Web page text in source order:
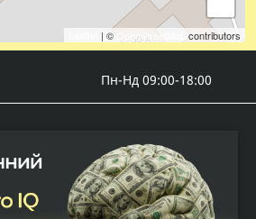
| © OpenStreetMap contributors
Пн-Нд 09:00-18:00